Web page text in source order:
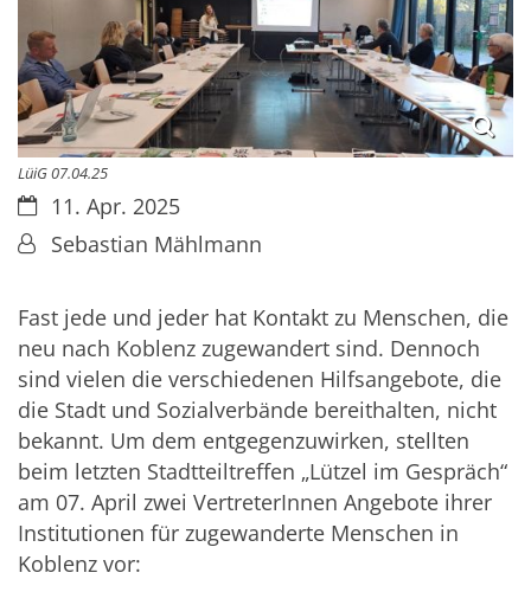
LüiG 07.04.25
Datum:11. Apr. 2025
Von:Sebastian Mählmann
Fast jede und jeder hat Kontakt zu Menschen, die
neu nach Koblenz zugewandert sind. Dennoch
sind vielen die verschiedenen Hilfsangebote, die
die Stadt und Sozialverbände bereithalten, nicht
bekannt. Um dem entgegenzuwirken, stellten
beim letzten Stadtteiltreffen „Lützel im Gespräch“
am 07. April zwei VertreterInnen Angebote ihrer
Institutionen für zugewanderte Menschen in
Koblenz vor: